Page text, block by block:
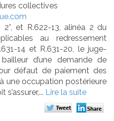
collectives
et R.622-13, alinéa 2 du
au redressement
14 et R.631-20, le juge-
d’une demande de
défaut de paiement des
une occupation postérieure
Lire la suite